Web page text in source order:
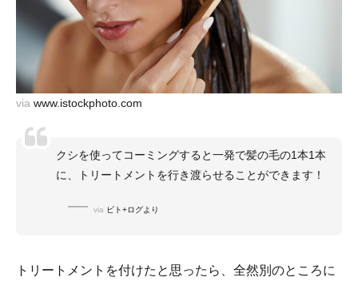
via www.istockphoto.com
クシを使ってコーミングすると一発で髪の毛の1本1本
に、トリートメントを行き渡らせることができます！
via ビト+ログより
トリートメントを付けたと思ったら、全然別のところに